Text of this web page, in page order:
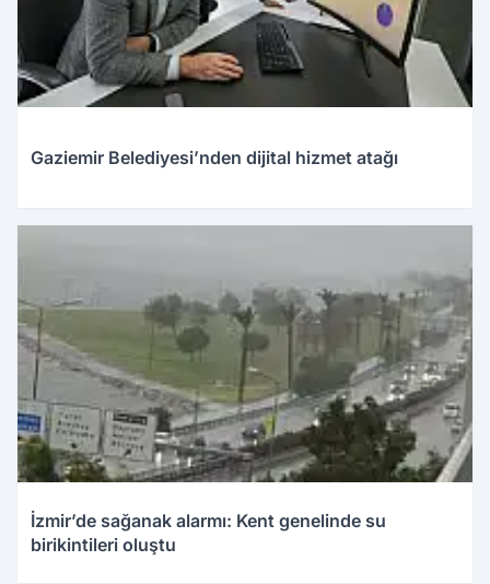
Gaziemir Belediyesi’nden dijital hizmet atağı
İzmir’de sağanak alarmı: Kent genelinde su
birikintileri oluştu